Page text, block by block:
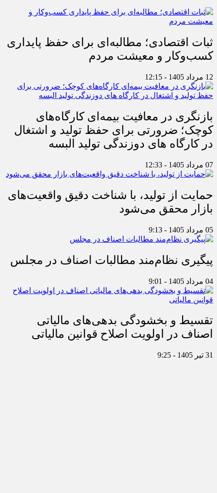
ثبات اقتصادی؛ مطالبه‌ای برای حفظ پایداری
کسب‌وکار و معیشت مردم
12 مرداد 1405 - 12:15
بازنگری در معافیت بیمه‌ای کارگاه‌های
کوچک؛ ضرورتی برای حفظ تولید و اشتغال
در کارگاه های دوزندگی تولید البسه
07 مرداد 1405 - 12:33
حمایت از تولید، با شناخت دقیق واقعیت‌های
بازار محقق می‌شود
05 مرداد 1405 - 9:13
پیگیری نظام‌مند مطالبات اصناف در مجلس
04 مرداد 1405 - 9:01
تقسیط و بخشودگی بدهی‌های مالیاتی
اصناف در اولویت اصلاح قوانین مالیاتی
31 تیر 1405 - 9:25